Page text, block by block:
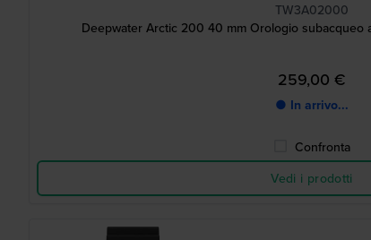
TW3A02000
Deepwater Arctic 200 40 mm Orologio subacqueo
259,00 €
● In arrivo...
Confronta
Vedi i prodotti